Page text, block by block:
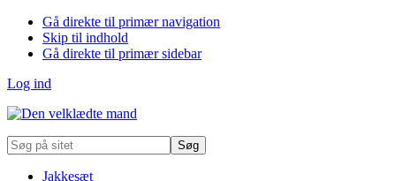
Gå direkte til primær navigation
Skip til indhold
Gå direkte til primær sidebar
Log ind
Søg
på
Jakkesæt